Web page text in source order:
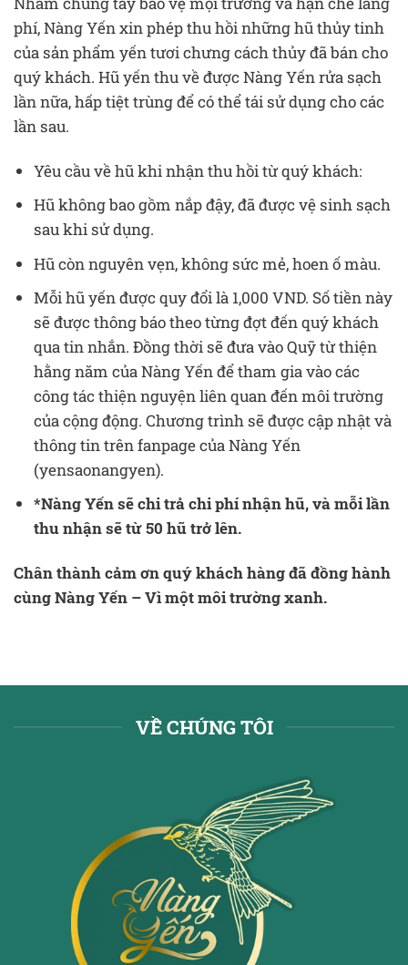
phí, Nàng Yến xin phép thu hồi những hũ thủy tinh
của sản phẩm yến tươi chưng cách thủy đã bán cho
quý khách. Hũ yến thu về được Nàng Yến rửa sạch
lần nữa, hấp tiệt trùng để có thể tái sử dụng cho các
lần sau.
Yêu cầu về hũ khi nhận thu hồi từ quý khách:
Hũ không bao gồm nắp đậy, đã được vệ sinh sạch
sau khi sử dụng.
Hũ còn nguyên vẹn, không sức mẻ, hoen ố màu.
Mỗi hũ yến được quy đổi là 1,000 VND. Số tiền này
sẽ được thông báo theo từng đợt đến quý khách
qua tin nhắn. Đồng thời sẽ đưa vào Quỹ từ thiện
hằng năm của Nàng Yến để tham gia vào các
công tác thiện nguyện liên quan đến môi trường
của cộng động. Chương trình sẽ được cập nhật và
thông tin trên fanpage của Nàng Yến
(yensaonangyen).
*Nàng Yến sẽ chi trả chi phí nhận hũ, và mỗi lần
thu nhận sẽ từ 50 hũ trở lên.
Chân thành cảm ơn quý khách hàng đã đồng hành
cùng Nàng Yến – Vì một môi trường xanh.
VỀ CHÚNG TÔI